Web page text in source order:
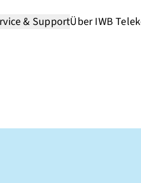
& SupportÜber IWB